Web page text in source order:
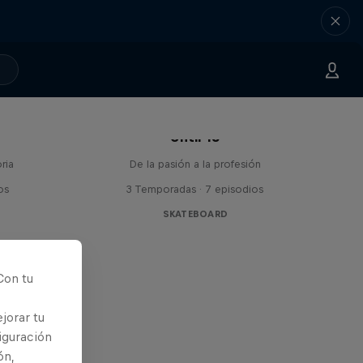
Until 18
De la pasión a la profesión
3 Temporadas · 7 episodios
SKATEBOARD
tu
tu